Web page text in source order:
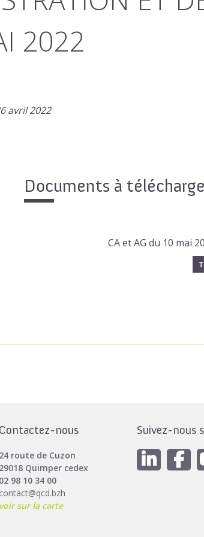
2022
avril 2022
Documents à
CA et AG du 10 mai
Contactez-nous
24 route de Cuzon
29018 Quimper cedex
02 98 10 34 00
contact@qcd.bzh
voir sur la carte
Suivez-nous